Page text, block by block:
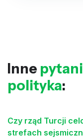
Inne
polityka:
Czy rząd Turcji
strefach